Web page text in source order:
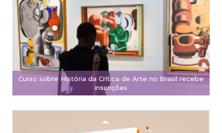
Curso sobre História da Crítica de Arte no Brasil recebe
inscrições